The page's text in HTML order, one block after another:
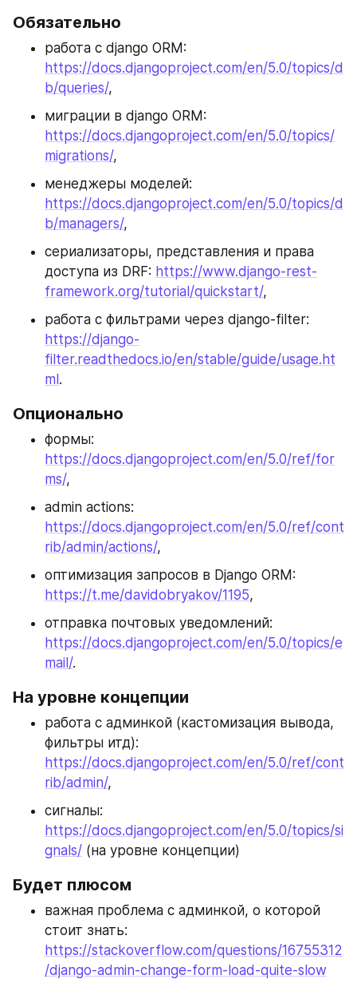
Обязательно
https://docs.djangoproject.com/en/5.0/topics/d
b/queries/,
https://docs.djangoproject.com/en/5.0/topics/
migrations/,
https://docs.djangoproject.com/en/5.0/topics/d
b/managers/,
сериализаторы, представления и права
доступа из DRF: https://www.django-rest-
framework.org/tutorial/quickstart/,
https://django-
filter.readthedocs.io/en/stable/guide/usage.ht
ml .
Опционально
https://docs.djangoproject.com/en/5.0/ref/for
ms/,
https://docs.djangoproject.com/en/5.0/ref/cont
rib/admin/actions/,
https://t.me/davidobryakov/1195,
https://docs.djangoproject.com/en/5.0/topics/e
mail/.
На уровне концепции
работа с админкой (кастомизация вывода,
https://docs.djangoproject.com/en/5.0/ref/cont
rib/admin/,
https://docs.djangoproject.com/en/5.0/topics/si
gnals/ (на уровне концепции)
Будет плюсом
важная проблема с админкой, о которой
https://stackoverflow.com/questions/16755312
/django-admin-change-form-load-quite-slow